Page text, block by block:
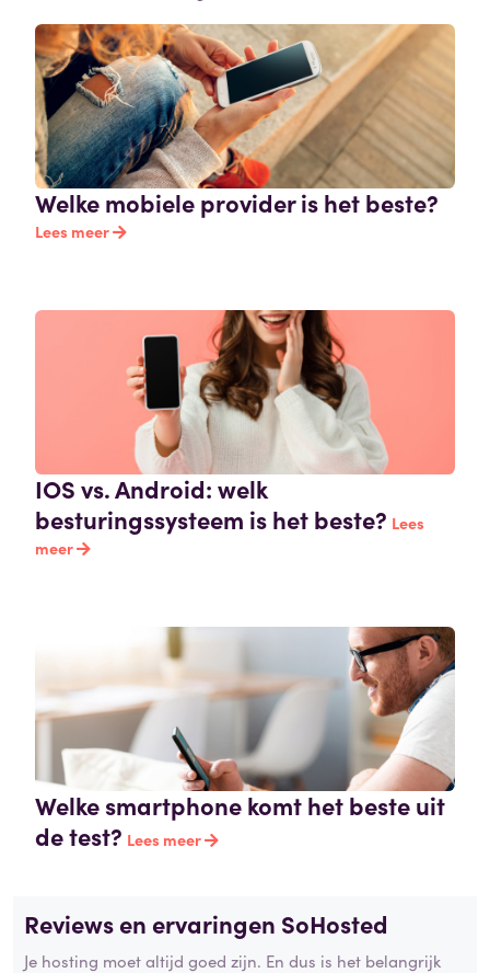
Welke mobiele provider is het beste?
Lees meer
IOS vs. Android: welk
besturingssysteem is het beste? Lees
meer
Welke smartphone komt het beste uit
de test? Lees meer
Reviews en ervaringen SoHosted
Je hosting moet altijd goed zijn. En dus is het belangrijk